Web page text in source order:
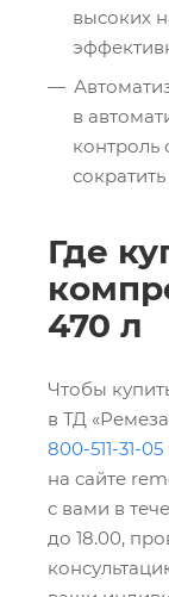
высоких
в
контроль
Где
470 л
Чтобы
в ТД
800-511-31-05
на сайте
с вами в
до 18.00,